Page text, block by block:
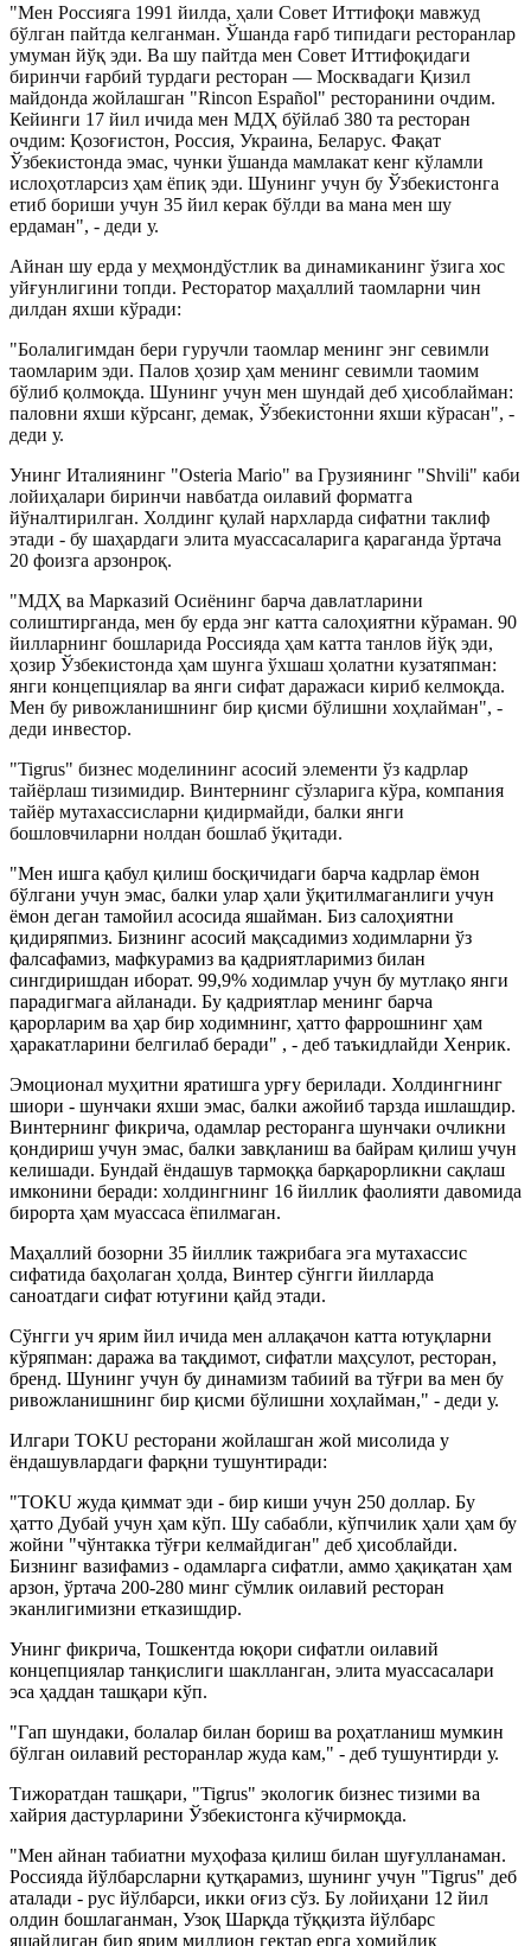
"Мен Россияга 1991 йилда, ҳали Совет Иттифоқи мавжуд
бўлган пайтда келганман. Ўшанда ғарб типидаги ресторанлар
умуман йўқ эди. Ва шу пайтда мен Совет Иттифоқидаги
биринчи ғарбий турдаги ресторан — Москвадаги Қизил
майдонда жойлашган "Rincon Español" ресторанини очдим.
Кейинги 17 йил ичида мен МДҲ бўйлаб 380 та ресторан
очдим: Қозоғистон, Россия, Украина, Беларус. Фақат
Ўзбекистонда эмас, чунки ўшанда мамлакат кенг кўламли
ислоҳотларсиз ҳам ёпиқ эди. Шунинг учун бу Ўзбекистонга
етиб бориши учун 35 йил керак бўлди ва мана мен шу
ердаман", - деди у.
Айнан шу ерда у меҳмондўстлик ва динамиканинг ўзига хос
уйғунлигини топди. Ресторатор маҳаллий таомларни чин
дилдан яхши кўради:
"Болалигимдан бери гуручли таомлар менинг энг севимли
таомларим эди. Палов ҳозир ҳам менинг севимли таомим
бўлиб қолмоқда. Шунинг учун мен шундай деб ҳисоблайман:
паловни яхши кўрсанг, демак, Ўзбекистонни яхши кўрасан", -
деди у.
Унинг Италиянинг "Osteria Mario" ва Грузиянинг "Shvili" каби
лойиҳалари биринчи навбатда оилавий форматга
йўналтирилган. Холдинг қулай нархларда сифатни таклиф
этади - бу шаҳардаги элита муассасаларига қараганда ўртача
20 фоизга арзонроқ.
"МДҲ ва Марказий Осиёнинг барча давлатларини
солиштирганда, мен бу ерда энг катта салоҳиятни кўраман. 90
йилларнинг бошларида Россияда ҳам катта танлов йўқ эди,
ҳозир Ўзбекистонда ҳам шунга ўхшаш ҳолатни кузатяпман:
янги концепциялар ва янги сифат даражаси кириб келмоқда.
Мен бу ривожланишнинг бир қисми бўлишни хоҳлайман", -
деди инвестор.
"Tigrus" бизнес моделининг асосий элементи ўз кадрлар
тайёрлаш тизимидир. Винтернинг сўзларига кўра, компания
тайёр мутахассисларни қидирмайди, балки янги
бошловчиларни нолдан бошлаб ўқитади.
"Мен ишга қабул қилиш босқичидаги барча кадрлар ёмон
бўлгани учун эмас, балки улар ҳали ўқитилмаганлиги учун
ёмон деган тамойил асосида яшайман. Биз салоҳиятни
қидиряпмиз. Бизнинг асосий мақсадимиз ходимларни ўз
фалсафамиз, мафкурамиз ва қадриятларимиз билан
сингдиришдан иборат. 99,9% ходимлар учун бу мутлақо янги
парадигмага айланади. Бу қадриятлар менинг барча
қарорларим ва ҳар бир ходимнинг, ҳатто фаррошнинг ҳам
ҳаракатларини белгилаб беради" , - деб таъкидлайди Хенрик.
Эмоционал муҳитни яратишга урғу берилади. Холдингнинг
шиори - шунчаки яхши эмас, балки ажойиб тарзда ишлашдир.
Винтернинг фикрича, одамлар ресторанга шунчаки очликни
қондириш учун эмас, балки завқланиш ва байрам қилиш учун
келишади. Бундай ёндашув тармоққа барқарорликни сақлаш
имконини беради: холдингнинг 16 йиллик фаолияти давомида
бирорта ҳам муассаса ёпилмаган.
Маҳаллий бозорни 35 йиллик тажрибага эга мутахассис
сифатида баҳолаган ҳолда, Винтер сўнгги йилларда
саноатдаги сифат ютуғини қайд этади.
Сўнгги уч ярим йил ичида мен аллақачон катта ютуқларни
кўряпман: даража ва тақдимот, сифатли маҳсулот, ресторан,
бренд. Шунинг учун бу динамизм табиий ва тўғри ва мен бу
ривожланишнинг бир қисми бўлишни хоҳлайман," - деди у.
Илгари TOKU ресторани жойлашган жой мисолида у
ёндашувлардаги фарқни тушунтиради:
"TOKU жуда қиммат эди - бир киши учун 250 доллар. Бу
ҳатто Дубай учун ҳам кўп. Шу сабабли, кўпчилик ҳали ҳам бу
жойни "чўнтакка тўғри келмайдиган" деб ҳисоблайди.
Бизнинг вазифамиз - одамларга сифатли, аммо ҳақиқатан ҳам
арзон, ўртача 200-280 минг сўмлик оилавий ресторан
эканлигимизни етказишдир.
Унинг фикрича, Тошкентда юқори сифатли оилавий
концепциялар танқислиги шаклланган, элита муассасалари
эса ҳаддан ташқари кўп.
"Гап шундаки, болалар билан бориш ва роҳатланиш мумкин
бўлган оилавий ресторанлар жуда кам," - деб тушунтирди у.
Тижоратдан ташқари, "Tigrus" экологик бизнес тизими ва
хайрия дастурларини Ўзбекистонга кўчирмоқда.
"Мен айнан табиатни муҳофаза қилиш билан шуғулланаман.
Россияда йўлбарсларни қутқарамиз, шунинг учун "Tigrus" деб
аталади - рус йўлбарси, икки оғиз сўз. Бу лойиҳани 12 йил
олдин бошлаганман, Узоқ Шарқда тўққизта йўлбарс
яшайдиган бир ярим миллион гектар ерга ҳомийлик